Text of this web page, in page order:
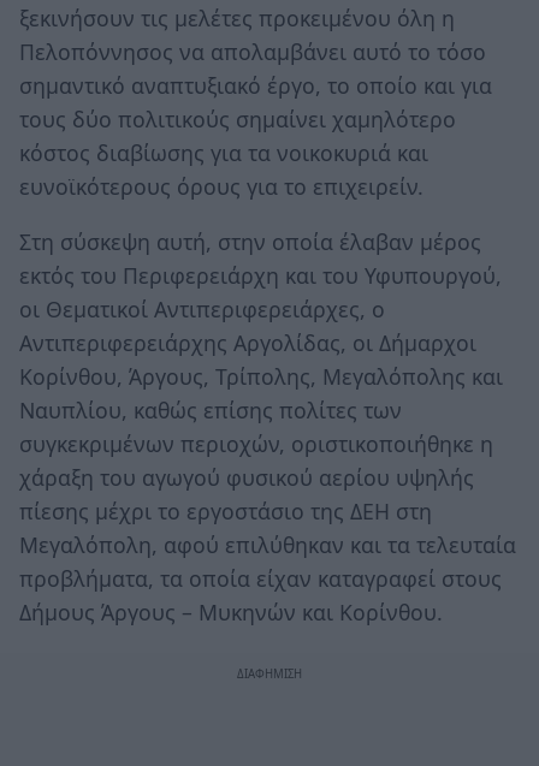
ξεκινήσουν τις μελέτες προκειμένου όλη η
Πελοπόννησος να απολαμβάνει αυτό το τόσο
σημαντικό αναπτυξιακό έργο, το οποίο και για
τους δύο πολιτικούς σημαίνει χαμηλότερο
κόστος διαβίωσης για τα νοικοκυριά και
ευνοϊκότερους όρους για το επιχειρείν.
Στη σύσκεψη αυτή, στην οποία έλαβαν μέρος
εκτός του Περιφερειάρχη και του Υφυπουργού,
οι Θεματικοί Αντιπεριφερειάρχες, ο
Αντιπεριφερειάρχης Αργολίδας, οι Δήμαρχοι
Κορίνθου, Άργους, Τρίπολης, Μεγαλόπολης και
Ναυπλίου, καθώς επίσης πολίτες των
συγκεκριμένων περιοχών, οριστικοποιήθηκε η
χάραξη του αγωγού φυσικού αερίου υψηλής
πίεσης μέχρι το εργοστάσιο της ΔΕΗ στη
Μεγαλόπολη, αφού επιλύθηκαν και τα τελευταία
προβλήματα, τα οποία είχαν καταγραφεί στους
Δήμους Άργους – Μυκηνών και Κορίνθου.